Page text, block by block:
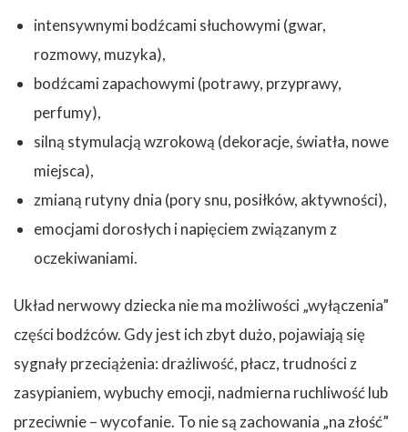
intensywnymi bodźcami słuchowymi (gwar,
rozmowy, muzyka),
bodźcami zapachowymi (potrawy, przyprawy,
perfumy),
silną stymulacją wzrokową (dekoracje, światła, nowe
miejsca),
zmianą rutyny dnia (pory snu, posiłków, aktywności),
emocjami dorosłych i napięciem związanym z
oczekiwaniami.
Układ nerwowy dziecka nie ma możliwości „wyłączenia”
części bodźców. Gdy jest ich zbyt dużo, pojawiają się
sygnały przeciążenia: drażliwość, płacz, trudności z
zasypianiem, wybuchy emocji, nadmierna ruchliwość lub
przeciwnie – wycofanie. To nie są zachowania „na złość”